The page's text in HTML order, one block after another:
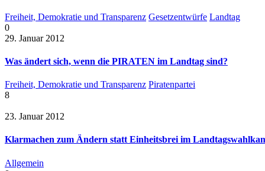
Freiheit, Demokratie und Transparenz Gesetzentwürfe Landtag
0
29. Januar 2012
Was ändert sich, wenn die PIRATEN im Landtag sind?
Freiheit, Demokratie und Transparenz Piratenpartei
8
23. Januar 2012
Klarmachen zum Ändern statt Einheitsbrei im
Allgemein